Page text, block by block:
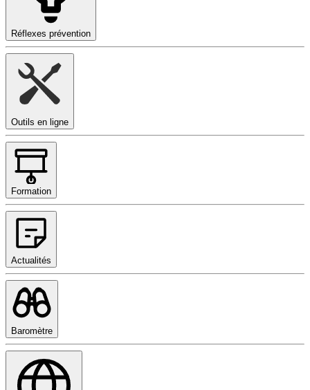
Réflexes prévention
Outils en ligne
Formation
Actualités
Baromètre